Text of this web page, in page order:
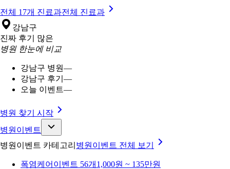
전체 17개 진료과전체 진료과
강남구
진짜 후기 많은
병원 한눈에 비교
강남구 병원—
강남구 후기 —
오늘 이벤트—
병원 찾기 시작
병원이벤트
병원이벤트 카테고리 병원이벤트 전체 보기
폭염케어 이벤트 56개 1,000원 ~ 135만원